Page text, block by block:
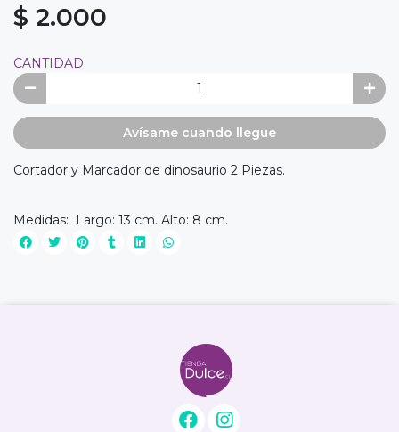
$ 2.000
CANTIDAD
Avísame cuando llegue
Cortador y Marcador de dinosaurio 2 Piezas.
Medidas: Largo: 13 cm. Alto: 8 cm.